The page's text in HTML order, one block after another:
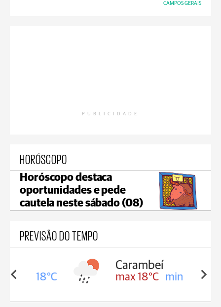
CAMPOS GERAIS
PUBLICIDADE
HORÓSCOPO
Horóscopo destaca
oportunidades e pede
cautela neste sábado (08)
PREVISÃO DO TEMPO
18°C
Carambeí
max 18°C min 17°C